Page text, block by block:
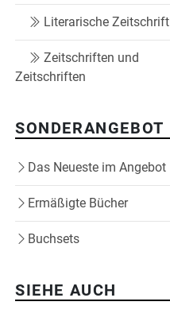
Literarische Zeitschrift
Zeitschriften und
Zeitschriften
SONDERANGEBOT
Das Neueste im Angebot
Ermäßigte Bücher
Buchsets
SIEHE AUCH